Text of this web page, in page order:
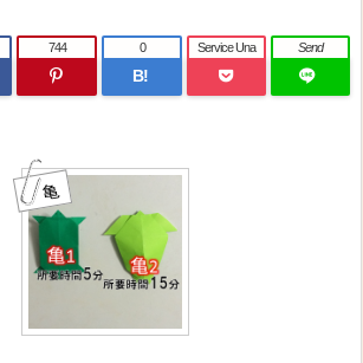
744
B!
0 Service Una Send
亀